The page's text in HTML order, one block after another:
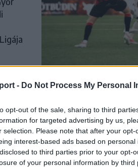
- Do Not Process My Personal
opt-out of the sale, sharing to third
for targeted advertising by us,
selection. Please note that after your
interest-based ads based on
to third parties prior to your opt-
of your personal information by third
a